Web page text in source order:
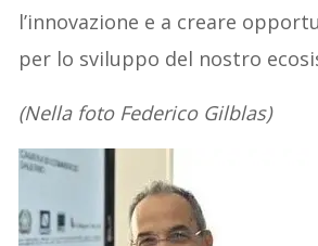
l’innovazione e a creare
per lo sviluppo del nostro
(Nella foto Federico Gilblas)